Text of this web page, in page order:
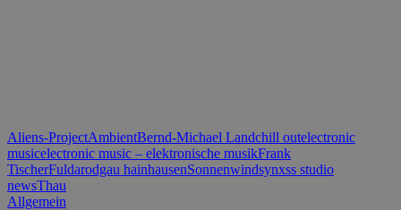
Aliens-ProjectAmbientBernd-Michael Landchill outelectronic
musicelectronic music – elektronische musikFrank
TischerFuldarodgau hainhausenSonnenwindsynxss studio
newsThau
Allgemein